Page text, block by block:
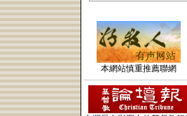
本網站慎重推薦聯網